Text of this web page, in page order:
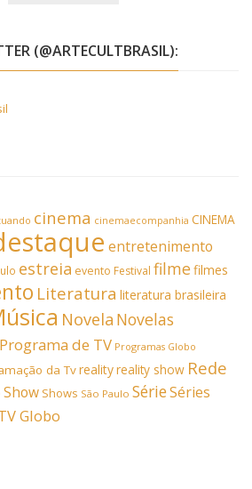
(@ARTECULTBRASIL):
cinema cinemaecompanhia CINEMA
entretenimento
estreia evento Festival filmefilmes
Literatura literatura brasileira
Novela Novelas
Programa de TV Programas Globo
da Tvrealityreality show Rede
Show Shows São Paulo SérieSéries
Globo